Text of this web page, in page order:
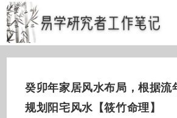
Skip
to
content
癸卯年家居风水布局，根据流
规划阳宅风水【筱竹命理】